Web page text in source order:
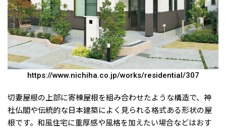
https://www.nichiha.co.jp/works/residential/307
切妻屋根の上部に寄棟屋根を組み合わせたような構造で、神
社仏閣や伝統的な日本建築によく見られる格式ある形状の屋
根です。和風住宅に重厚感や風格を加えたい場合などはおす